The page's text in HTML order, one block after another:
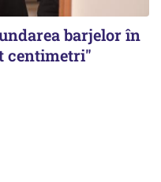
barjelor în
centimetri"